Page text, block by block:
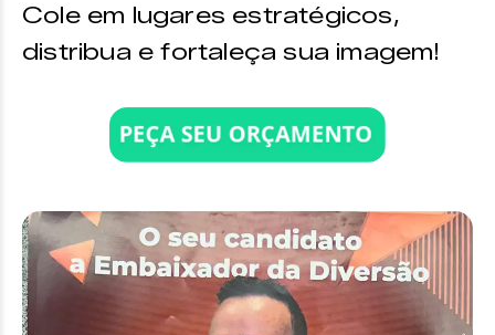
Cole em lugares estratégicos,
distribua e fortaleça sua imagem!